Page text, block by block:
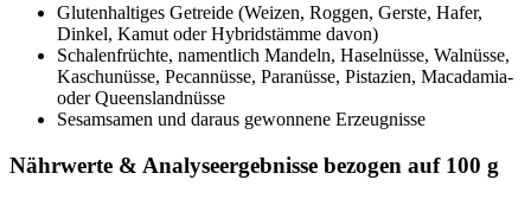
Glutenhaltiges Getreide (Weizen, Roggen, Gerste, Hafer,
Dinkel, Kamut oder Hybridstämme davon)
Schalenfrüchte, namentlich Mandeln, Haselnüsse, Walnüsse,
Kaschunüsse, Pecannüsse, Paranüsse, Pistazien, Macadamia-
oder Queenslandnüsse
Sesamsamen und daraus gewonnene Erzeugnisse
Nährwerte & Analyseergebnisse bezogen auf 100 g